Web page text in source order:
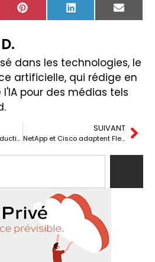
Pinterest LinkedIn Email
dans les technologies, le
artificielle, qui rédige en
pour des médias tels
Infineon transfère la production de Tijuana : réorganisation du backend semi-conducteurs
SUIVANT
NetApp et Cisco adaptent FlexPod aux workloads IA en production